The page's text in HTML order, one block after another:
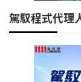
駕馭程式代理